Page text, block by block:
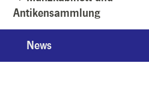
Antikensammlung
News